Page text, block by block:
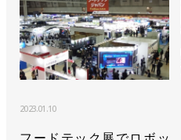
2023.01.10